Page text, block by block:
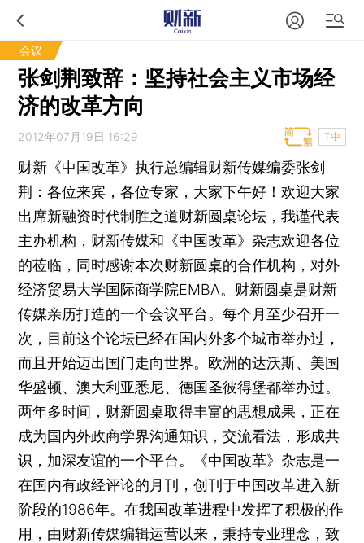
会议
张剑荆致辞：坚持社会主义市场经
济的改革方向
2012年07月19日 16:29 T中
财新《中国改革》执行总编辑财新传媒编委张剑
荆：各位来宾，各位专家，大家下午好！欢迎大家
出席新融资时代制胜之道财新圆桌论坛，我谨代表
主办机构，财新传媒和《中国改革》杂志欢迎各位
的莅临，同时感谢本次财新圆桌的合作机构，对外
经济贸易大学国际商学院EMBA。财新圆桌是财新
传媒亲历打造的一个会议平台。每个月至少召开一
次，目前这个论坛已经在国内外多个城市举办过，
而且开始迈出国门走向世界。欧洲的达沃斯、美国
华盛顿、澳大利亚悉尼、德国圣彼得堡都举办过。
两年多时间，财新圆桌取得丰富的思想成果，正在
成为国内外政商学界沟通知识，交流看法，形成共
识，加深友谊的一个平台。《中国改革》杂志是一
在国内有政经评论的月刊，创刊于中国改革进入新
阶段的1986年。在我国改革进程中发挥了积极的作
用，由财新传媒编辑运营以来，秉持专业理念，致